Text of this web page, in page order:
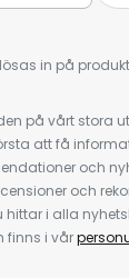
in på
på vårt stora
att få
och
och
i alla
finns i vår